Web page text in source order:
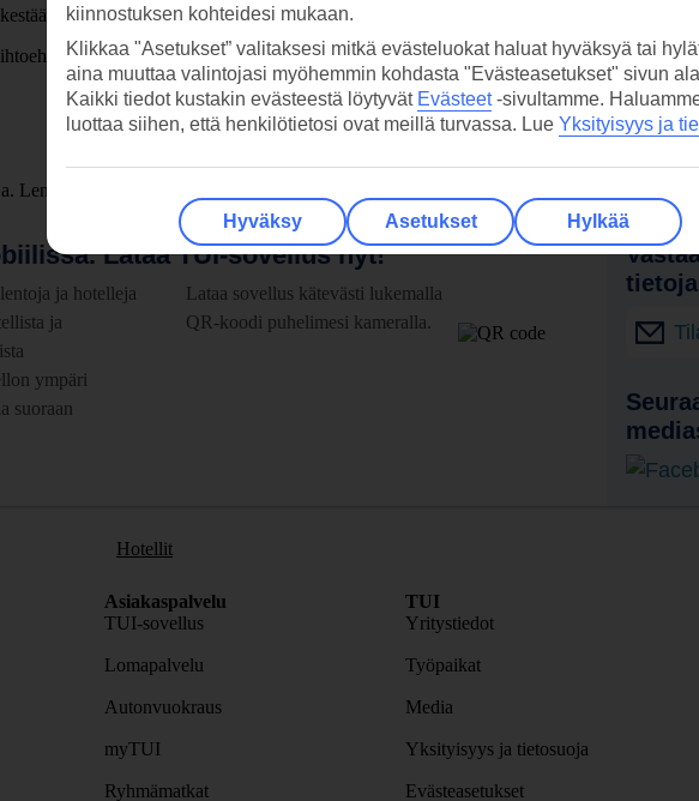
noin 15–30 min, liikenteestä riippuen.
Voit varata kuljetukset myös kirjautumallamyTUI-tilillesi, kun olet tehnyt
Lentoajan näet varausvaiheessa. Esimerkiksi suora lento Helsingistä Vilnaan n. 1 tunti 40
Lataa TUI-sovellus nyt!
ja hotelleja
ja
ympäri
suoraan
Lataa sovellus kätevästi lukemalla
QR-koodi puhelimesi kameralla.
Hotellit
Asiakaspalvelu
TUI-sovellus
Lomapalvelu
Autonvuokraus
myTUI
Ryhmämatkat
TUI
Yritystiedot
Työpaikat
Media
Yksityisyys ja tietosuoja
Evästeasetukset
kiinnostuksen kohteidesi mukaan.
Klikkaa "Asetukset” valitaksesi mitkä evästeluokat haluat hyväksyä tai
aina muuttaa valintojasi myöhemmin kohdasta "Evästeasetukset" sivun
Kaikki tiedot kustakin evästeestä löytyvät Evästeet-sivultamme.
luottaa siihen, että henkilötietosi ovat meillä turvassa. Lue Yksityisyys ja
Hyväksy Asetukset Hylkää